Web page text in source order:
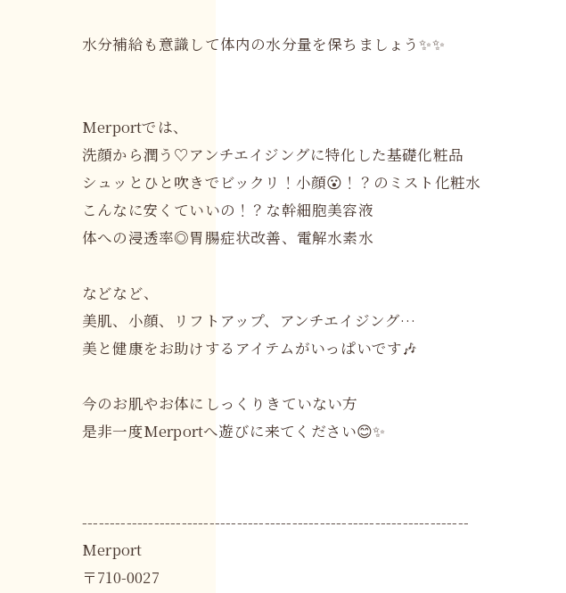
水分補給も意識して体内の水分量を保ちましょう✨✨
Merportでは、
洗顔から潤う♡アンチエイジングに特化した基礎化粧品
シュッとひと吹きでビックリ！小顔😮！？のミスト化粧水
こんなに安くていいの！？な幹細胞美容液
体への浸透率◎胃腸症状改善、電解水素水
などなど、
美肌、小顔、リフトアップ、アンチエイジング…
美と健康をお助けするアイテムがいっぱいです🎶
今のお肌やお体にしっくりきていない方
是非一度Merportへ遊びに来てください😊✨
----------------------------------------------------------------------
Merport
〒710-0027